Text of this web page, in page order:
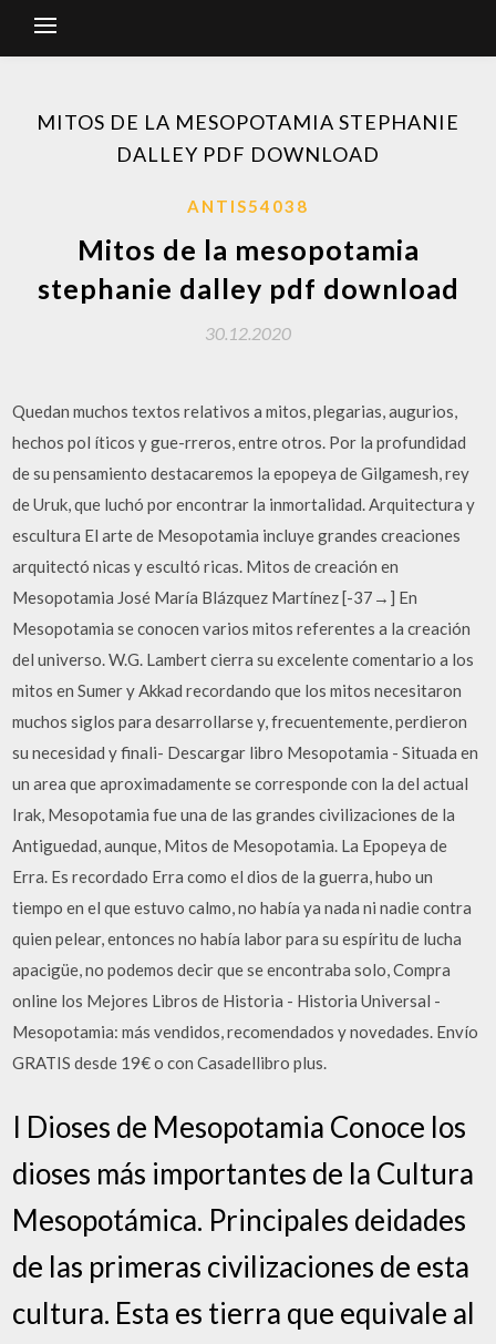
MITOS DE LA MESOPOTAMIA STEPHANIE
DALLEY PDF DOWNLOAD
ANTIS54038
Mitos de la mesopotamia
stephanie dalley pdf download
30.12.2020
Quedan muchos textos relativos a mitos, plegarias, augurios,
hechos pol íticos y gue-rreros, entre otros. Por la profundidad
de su pensamiento destacaremos la epopeya de Gilgamesh, rey
de Uruk, que luchó por encontrar la inmortalidad. Arquitectura y
escultura El arte de Mesopotamia incluye grandes creaciones
arquitectó nicas y escultó ricas. Mitos de creación en
Mesopotamia José María Blázquez Martínez [-37→] En
Mesopotamia se conocen varios mitos referentes a la creación
del universo. W.G. Lambert cierra su excelente comentario a los
mitos en Sumer y Akkad recordando que los mitos necesitaron
muchos siglos para desarrollarse y, frecuentemente, perdieron
su necesidad y finali- Descargar libro Mesopotamia - Situada en
un area que aproximadamente se corresponde con la del actual
Irak, Mesopotamia fue una de las grandes civilizaciones de la
Antiguedad, aunque, Mitos de Mesopotamia. La Epopeya de
Erra. Es recordado Erra como el dios de la guerra, hubo un
tiempo en el que estuvo calmo, no había ya nada ni nadie contra
quien pelear, entonces no había labor para su espíritu de lucha
apacigüe, no podemos decir que se encontraba solo, Compra
online los Mejores Libros de Historia - Historia Universal -
Mesopotamia: más vendidos, recomendados y novedades. Envío
GRATIS desde 19€ o con Casadellibro plus.
I Dioses de Mesopotamia Conoce los
dioses más importantes de la Cultura
Mesopotámica. Principales deidades
de las primeras civilizaciones de esta
cultura. Esta es tierra que equivale al